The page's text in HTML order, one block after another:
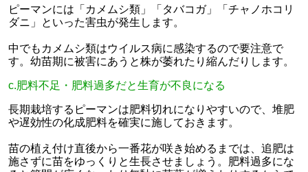
ピーマンには「カメムシ類」「タバコガ」「チャノホコリ
ダニ」といった害虫が発生します。
中でもカメムシ類はウイルス病に感染するので要注意で
す。幼苗期に被害にあうと株が萎れたり縮んだりします。
c.肥料不足・肥料過多だと生育が不良になる
長期栽培するピーマンは肥料切れになりやすいので、堆肥
や遅効性の化成肥料を確実に施しておきます。
苗の植え付け直後から一番花が咲き始めるまでは、追肥は
施さずに苗をゆっくりと生長させましょう。肥料過多にな